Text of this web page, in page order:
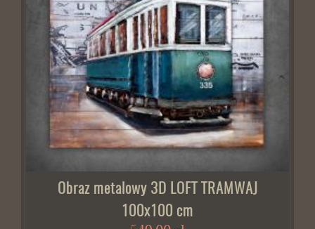
Obraz metalowy 3D LOFT TRAMWAJ
100x100 cm